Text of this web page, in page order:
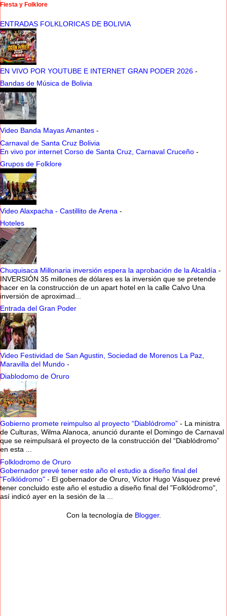
Fiesta y Folklore
ENTRADAS FOLKLORICAS DE BOLIVIA
EN VIVO POR YOUTUBE E INTERNET GRAN PODER 2026 -
Bandas de Música de Bolivia
Video Banda Mayas Amantes -
Carnaval de Santa Cruz Bolivia
En vivo por internet Corso de Santa Cruz, Carnaval Cruceño -
Grupos de Folklore
Video Alaxpacha - Castillito de Arena -
Hoteles
Chuquisaca Millonaria inversión espera la aprobación de la Alcaldía -
INVERSIÓN 35 millones de dólares es la inversión que se pretende
hacer en la construcción de un apart hotel en la calle Calvo Una
inversión de aproximad...
Entrada del Gran Poder
Video Festividad de San Agustin, Sociedad de Morenos La Paz,
Maravilla del Mundo -
Diablodomo de Oruro
Gobierno promete reimpulso al proyecto “Diablódromo” - La ministra
de Culturas, Wilma Alanoca, anunció durante el Domingo de Carnaval
que se reimpulsará el proyecto de la construcción del “Diablódromo”
en esta ...
Folklodromo de Oruro
Gobernador prevé tener este año el estudio a diseño final del
"Folklódromo" - El gobernador de Oruro, Víctor Hugo Vásquez prevé
tener concluido este año el estudio a diseño final del "Folklódromo",
así indicó ayer en la sesión de la ...
Con la tecnología de Blogger.